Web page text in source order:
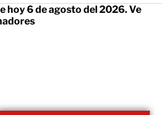
hoy 6 de agosto del 2026. Ve